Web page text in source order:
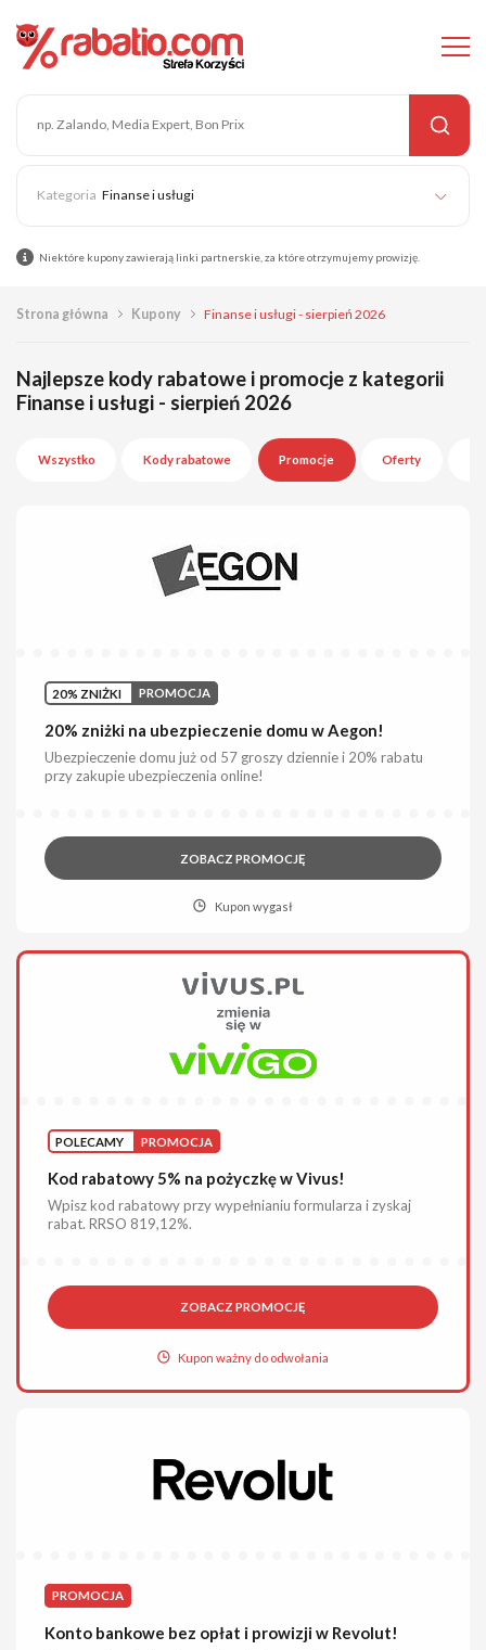
Finanse i usługi
Niektóre kupony zawierają linki partnerskie, za które otrzymujemy prowizję.
Strona główna Kupony Finanse i usługi - sierpień 2026
Najlepsze kody rabatowe i promocje z kategorii
Finanse i usługi - sierpień 2026
Wszystko Kody rabatowe Promocje Oferty
20% ZNIŻKI PROMOCJA
20% zniżki na ubezpieczenie domu w Aegon!
Ubezpieczenie domu już od 57 groszy dziennie i 20% rabatu
przy zakupie ubezpieczenia online!
ZOBACZ PROMOCJĘ
Kupon wygasł
POLECAMY PROMOCJA
Kod rabatowy 5% na pożyczkę w Vivus!
Wpisz kod rabatowy przy wypełnianiu formularza i zyskaj
rabat. RRSO 819,12%.
ZOBACZ PROMOCJĘ
Kupon ważny do odwołania
PROMOCJA
Konto bankowe bez opłat i prowizji w Revolut!